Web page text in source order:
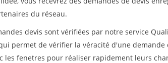
du réseau.
devis sont vérifiées par notre service
permet de vérifier la véracité d'une
les fenetres pour réaliser rapidement leurs